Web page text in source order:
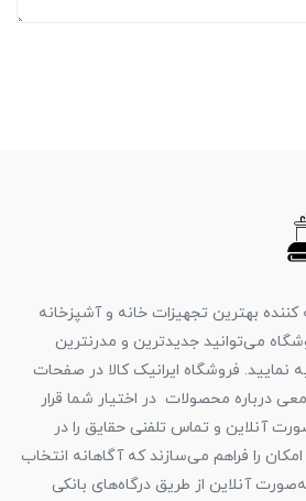
کننده بهترین تجهیزات خانه و آشپزخانه
می‌توانید جدیدترین و مدرنترین
فروشگاه ایرانیک کالا در صفحات
درباره محصولات در اختیار شما قرار
آنلاین و تماس تلفنی حقایق را در
را فراهم می‌سازند که آگاهانه انتخاب
آنلاین از طریق درگاه‌های بانکی